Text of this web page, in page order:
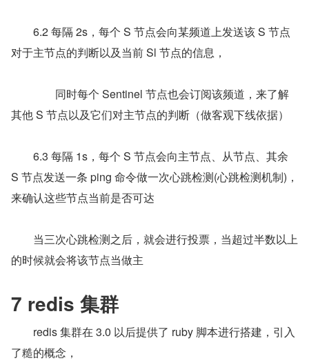
6.2 每隔 2s，每个 S 节点会向某频道上发送该 S 节点
对于主节点的判断以及当前 Sl 节点的信息，
同时每个 Sentinel 节点也会订阅该频道，来了解
其他 S 节点以及它们对主节点的判断（做客观下线依据）
6.3 每隔 1s，每个 S 节点会向主节点、从节点、其余
S 节点发送一条 ping 命令做一次心跳检测(心跳检测机制)，
来确认这些节点当前是否可达
当三次心跳检测之后，就会进行投票，当超过半数以上
的时候就会将该节点当做主
7 redis 集群
redis 集群在 3.0 以后提供了 ruby 脚本进行搭建，引入
了糙的概念，